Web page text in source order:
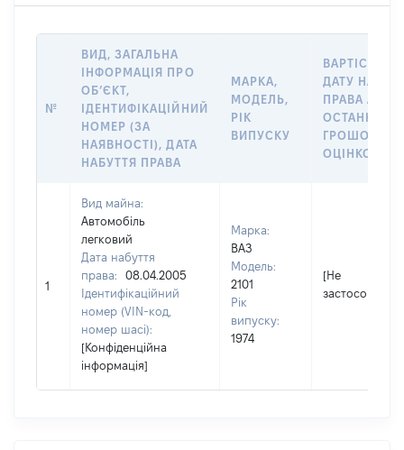
№
ВИД, ЗАГАЛЬНА
ІНФОРМАЦІЯ ПРО
ОБʼЄКТ,
ІДЕНТИФІКАЦІЙНИЙ
НОМЕР (ЗА
НАЯВНОСТІ), ДАТА
НАБУТТЯ ПРАВА
МАРКА,
МОДЕЛЬ,
РІК
ВИПУСКУ
ВАРТІСТЬ НА
ДАТУ
ПРАВА АБО
ГРОШОВОЮ
ОЦІНКОЮ,
1
Вид майна:
Автомобіль
легковий
Дата набуття
права:
08.04.2005
Ідентифікаційний
номер (VIN-код,
номер шасі):
[Конфіденційна
інформація]
Марка:
ВАЗ
Модель:
2101
Рік
випуску:
1974
[Не